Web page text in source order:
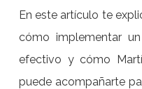
En este artículo te
cómo implementar
efectivo y cómo
puede acompañarte